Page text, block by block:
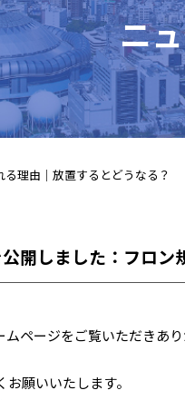
ニ
理由｜放置するとどうなる？
開しました：フロ
ページをご覧いただきあり
願いいたします。